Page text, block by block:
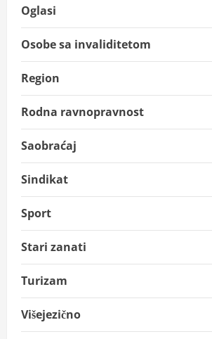
Oglasi
Osobe sa invaliditetom
Region
Rodna ravnopravnost
Saobraćaj
Sindikat
Sport
Stari zanati
Turizam
Višejezično